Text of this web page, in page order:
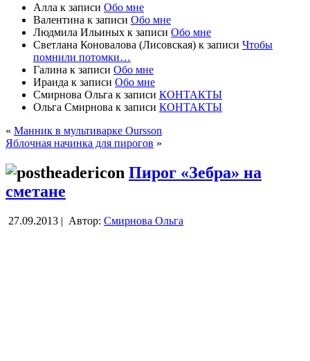
Алла к записи Обо мне
Валентина к записи Обо мне
Людмила Ильиных к записи Обо мне
Светлана Коновалова (Лисовская) к записи Чтобы
помнили потомки…
Галина к записи Обо мне
Ираида к записи Обо мне
Смирнова Ольга к записи КОНТАКТЫ
Ольга Смирнова к записи КОНТАКТЫ
« Манник в мультиварке Oursson
Яблочная начинка для пирогов »
Пирог «Зебра» на
сметане
27.09.2013 | Автор: Смирнова Ольга